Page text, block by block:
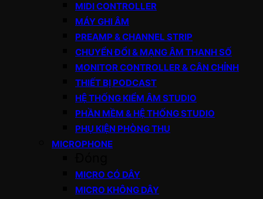
MIDI CONTROLLER
MÁY GHI ÂM
PREAMP & CHANNEL STRIP
CHUYỂN ĐỔI & MẠNG ÂM THANH SỐ
MONITOR CONTROLLER & CÂN CHỈNH
THIẾT BỊ PODCAST
HỆ THỐNG KIỂM ÂM STUDIO
PHẦN MỀM & HỆ THỐNG STUDIO
PHỤ KIỆN PHÒNG THU
MICROPHONE
MICRO CÓ DÂY
MICRO KHÔNG DÂY